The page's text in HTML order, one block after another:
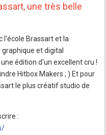
une très belle
l'école Brassart et la
et digital
édition d'un excellent cru !
Hitbox Makers ; ) Et pour
le plus créatif studio de
: